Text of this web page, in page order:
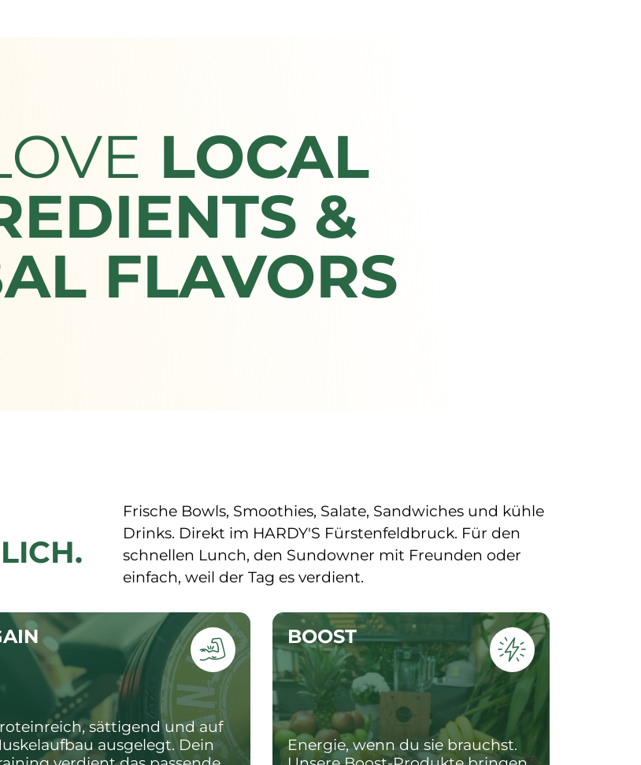
LOCAL
&
FLAVORS
Frische Bowls, Smoothies, Salate, Sandwiches und kühle
Drinks. Direkt im HARDY'S Fürstenfeldbruck. Für den
schnellen Lunch, den Sundowner mit Freunden oder
einfach, weil der Tag es verdient.
sättigend und auf
ausgelegt. Dein
BOOST
Energie, wenn du sie brauchst.